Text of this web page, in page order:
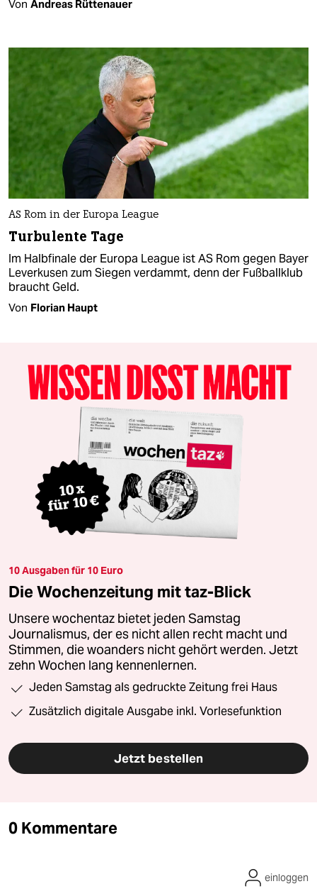
Von Andreas Rüttenauer
AS Rom in der Europa League
Turbulente Tage
Im Halbfinale der Europa League ist AS Rom gegen Bayer
Leverkusen zum Siegen verdammt, denn der Fußballklub
braucht Geld.
Von Florian Haupt
10 Ausgaben für 10 Euro
Die Wochenzeitung mit taz-Blick
Unsere wochentaz bietet jeden Samstag
Journalismus, der es nicht allen recht macht und
Stimmen, die woanders nicht gehört werden. Jetzt
zehn Wochen lang kennenlernen.
Jeden Samstag als gedruckte Zeitung frei Haus
Zusätzlich digitale Ausgabe inkl. Vorlesefunktion
Jetzt bestellen
0 Kommentare
einloggen